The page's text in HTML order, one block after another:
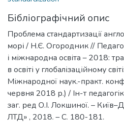
Бібліографічний опис
Проблема стандартизації
морі / Н.Є. Огородник //
і міжнародна освіта – 2018:
в освіті у глобалізаційному
Міжнародної наук.-практ.
червня 2018 р.) / Ін-т
заг. ред О.І. Локшиної. –
ЛТД» , 2018. – С. 180-181.